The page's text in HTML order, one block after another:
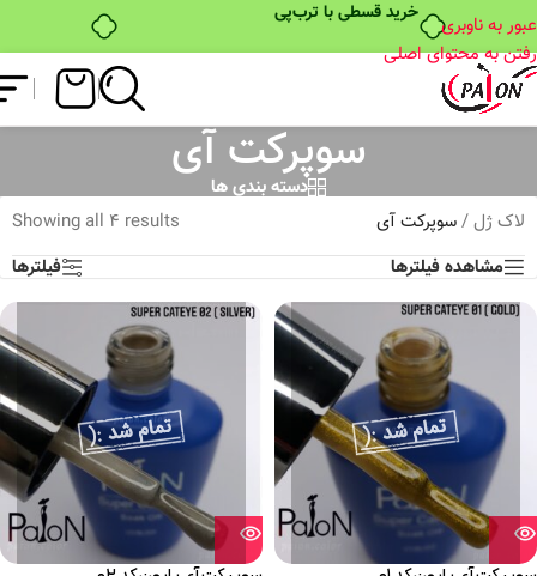
خرید قسطی با ترب‌پی
عبور به ناوبری
رفتن به محتوای اصلی
سوپرکت آی
دسته بندی ها
لاک ژل/سوپرکت آی
Showing all 4 results
مشاهده فیلترها
فیلترها